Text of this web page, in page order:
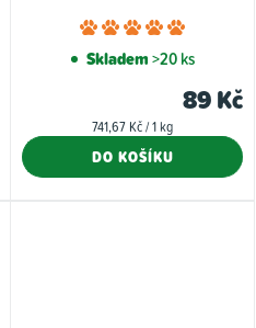
je
5,0
Skladem>20 ks
89 Kč
Měrná
741,67 Kč / 1 kg
DO KOŠÍKU